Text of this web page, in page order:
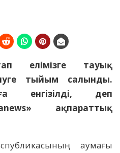
елімізге тауық
тыйым салынды.
деп
ақпараттық
аумағы